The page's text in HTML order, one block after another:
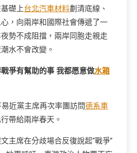
礎上台北汽車材料劃清底線、
，向兩岸和國際社會傳遞了一
勢不成阻擋，兩岸同胞走親走
水不會改變。
爭有幫助的事 我都愿意做水箱
近黨主席再次率團訪問德系車
帶給兩岸春天。
主席在分歧場合反復說起“戰爭”